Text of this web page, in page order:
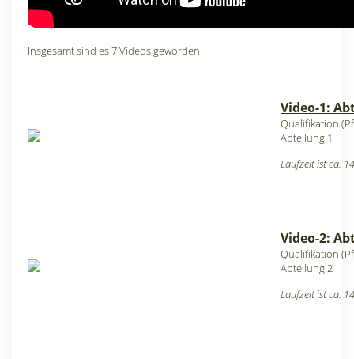
Insgesamt sind es 7 Videos geworden:
Video-1:
Qualifikation
Abteilung 1
Laufzeit ist ca.
Video-2:
Qualifikation
Abteilung 2
Laufzeit ist ca.